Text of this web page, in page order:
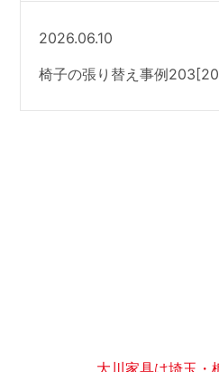
2026.06.10
椅子の張り替え事例